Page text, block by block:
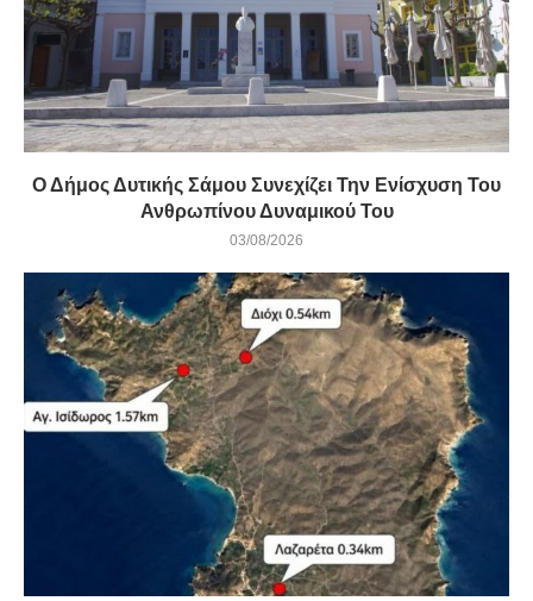
Ο Δήμος Δυτικής Σάμου Συνεχίζει Την Ενίσχυση Του
Ανθρωπίνου Δυναμικού Του
03/08/2026